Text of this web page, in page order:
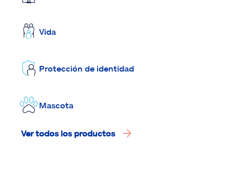
Vida
Protección de identidad
Mascota
Ver todos los productos